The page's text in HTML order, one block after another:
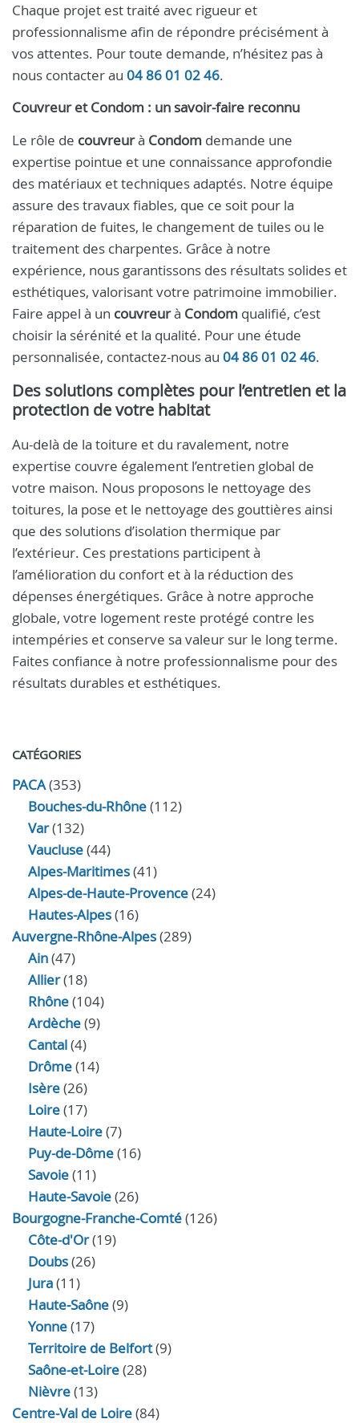
Chaque projet est traité avec rigueur et
professionnalisme afin de répondre précisément à
vos attentes. Pour toute demande, n’hésitez pas à
nous contacter au 04 86 01 02 46.
Couvreur et Condom : un savoir-faire reconnu
Le rôle de couvreurà Condom demande une
expertise pointue et une connaissance approfondie
des matériaux et techniques adaptés. Notre équipe
assure des travaux fiables, que ce soit pour la
réparation de fuites, le changement de tuiles ou le
traitement des charpentes. Grâce à notre
expérience, nous garantissons des résultats solides et
esthétiques, valorisant votre patrimoine immobilier.
Faire appel à un couvreurà Condom qualifié, c’est
choisir la sérénité et la qualité. Pour une étude
personnalisée, contactez-nous au 04 86 01 02 46.
Des solutions complètes pour l’entretien et la
protection de votre habitat
Au-delà de la toiture et du ravalement, notre
expertise couvre également l’entretien global de
votre maison. Nous proposons le nettoyage des
toitures, la pose et le nettoyage des gouttières ainsi
que des solutions d’isolation thermique par
l’extérieur. Ces prestations participent à
l’amélioration du confort et à la réduction des
dépenses énergétiques. Grâce à notre approche
globale, votre logement reste protégé contre les
intempéries et conserve sa valeur sur le long terme.
Faites confiance à notre professionnalisme pour des
résultats durables et esthétiques.
CATÉGORIES
PACA(353)
Bouches-du-Rhône(112)
Var(132)
Vaucluse(44)
Alpes-Maritimes(41)
Alpes-de-Haute-Provence(24)
Hautes-Alpes(16)
Auvergne-Rhône-Alpes(289)
Ain(47)
Allier(18)
Rhône(104)
Ardèche(9)
Cantal(4)
Drôme(14)
Isère(26)
Loire(17)
Haute-Loire(7)
Puy-de-Dôme(16)
Savoie(11)
Haute-Savoie(26)
Bourgogne-Franche-Comté(126)
Côte-d'Or(19)
Doubs(26)
Jura(11)
Haute‑Saône(9)
Yonne(17)
Territoire de Belfort(9)
Saône-et-Loire(28)
Nièvre(13)
Centre-Val de Loire(84)